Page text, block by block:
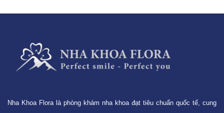
Nha Khoa Flora là phòng khám nha khoa đạt tiêu chuẩn quốc tế, cung